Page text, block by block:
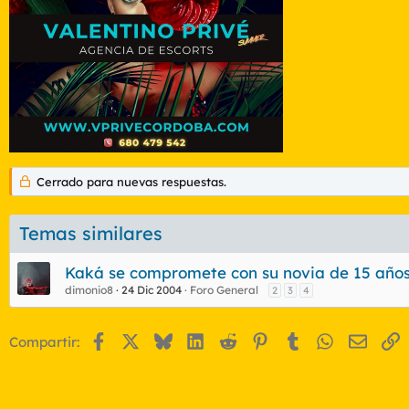
Cerrado para nuevas respuestas.
Temas similares
Kaká se compromete con su novia de 15
dimonio8 24 Dic 2004 Foro General 2 3 4
Compartir: FacebookBlueskyLinkedIn
Reddit Pinterest
Tumblr WhatsApp
Email